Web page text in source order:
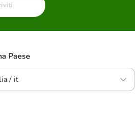
Paese
/ it